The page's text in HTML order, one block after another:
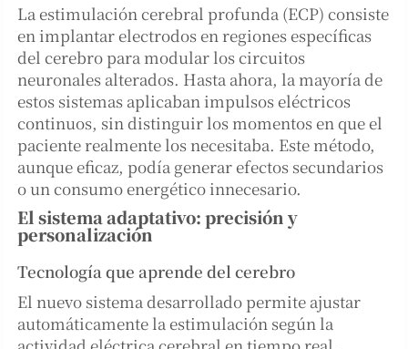
La estimulación cerebral profunda (ECP) consiste
en implantar electrodos en regiones específicas
del cerebro para modular los circuitos
neuronales alterados. Hasta ahora, la mayoría de
estos sistemas aplicaban impulsos eléctricos
continuos, sin distinguir los momentos en que el
paciente realmente los necesitaba. Este método,
aunque eficaz, podía generar efectos secundarios
o un consumo energético innecesario.
El sistema adaptativo: precisión y
personalización
Tecnología que aprende del cerebro
El nuevo sistema desarrollado permite ajustar
automáticamente la estimulación según la